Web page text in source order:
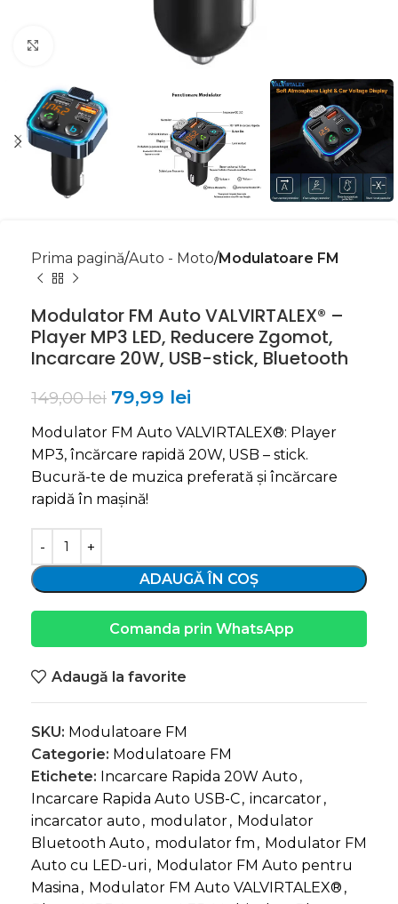
Mărește imaginea
Prima pagină Auto - Moto Modulatoare FM
Modulator FM Auto VALVIRTALEX® –
Player MP3 LED, Reducere Zgomot,
Incarcare 20W, USB-stick, Bluetooth
149,00lei 79,99 lei
Modulator FM Auto VALVIRTALEX®: Player
MP3, încărcare rapidă 20W, USB – stick.
Bucură-te de muzica preferată și încărcare
rapidă în mașină!
ADAUGĂ ÎN COȘ
Comanda prin WhatsApp
Adaugă la favorite
SKU: Modulatoare FM
Categorie: Modulatoare FM
Etichete: Incarcare Rapida 20W Auto ,
Incarcare Rapida Auto USB-C, incarcator,
incarcator auto , modulator, Modulator
Bluetooth Auto , modulator fm , Modulator FM
Auto cu LED-uri , Modulator FM Auto pentru
Masina , Modulator FM Auto VALVIRTALEX® ,